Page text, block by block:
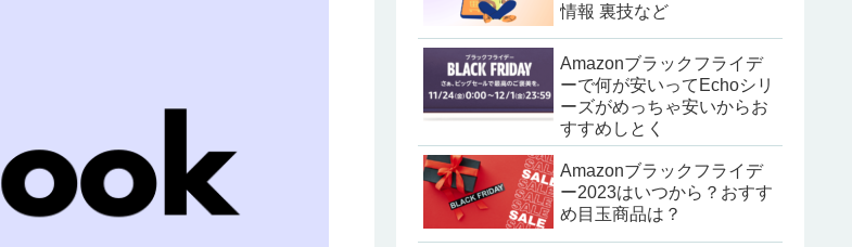
情報 裏技など
Amazonブラックフライデ
ーで何が安いってEchoシリ
ーズがめっちゃ安いからお
すすめしとく
Amazonブラックフライデ
ー2023はいつから？おすす
め目玉商品は？